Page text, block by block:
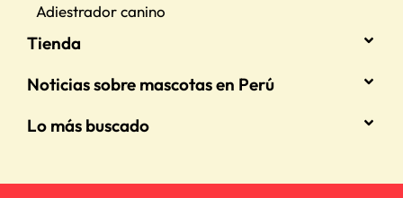
Adiestrador canino
Tienda
Noticias sobre mascotas en Perú
Lo más buscado